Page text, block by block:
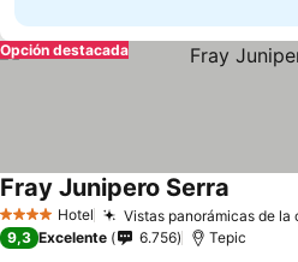
Opción destacada
4 EstrellasHotel Vistas panorámicas de la
Fray Junipero Serra
9,3 Excelente 6.756 Tepic